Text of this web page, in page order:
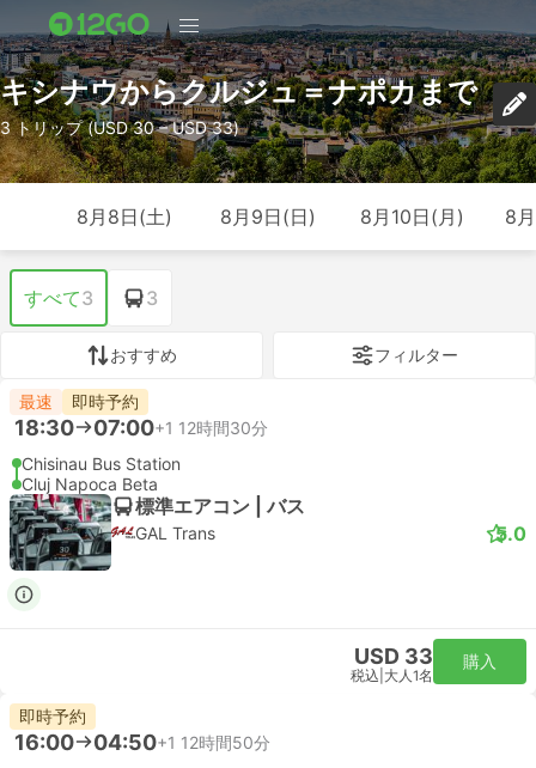
キシナウからクルジュ＝ナポカまで
3 トリップ (USD 30 – USD 33)
8月8日(土) 8月9日(日) 8月10日(月) 8
すべて3 3
おすすめ フィルター
最速 即時予約
18:30 07:00+1 12時間30分
Chisinau Bus Station
Cluj Napoca Beta
標準エアコン | バス
GAL Trans 5.0
USD 33
税込 大人1名
購入
即時予約
16:00 04:50+1 12時間50分